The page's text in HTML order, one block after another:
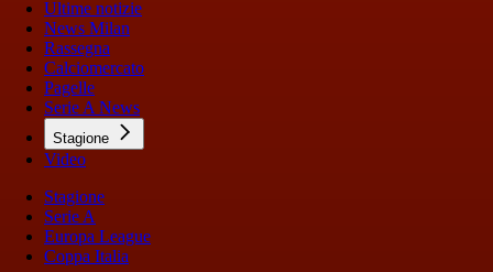
Ultime notizie
News Milan
Rassegna
Calciomercato
Pagelle
Serie A News
Stagione
Video
Stagione
Serie A
Europa League
Coppa Italia